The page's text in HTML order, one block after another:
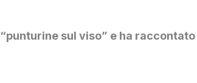
sul viso” e ha